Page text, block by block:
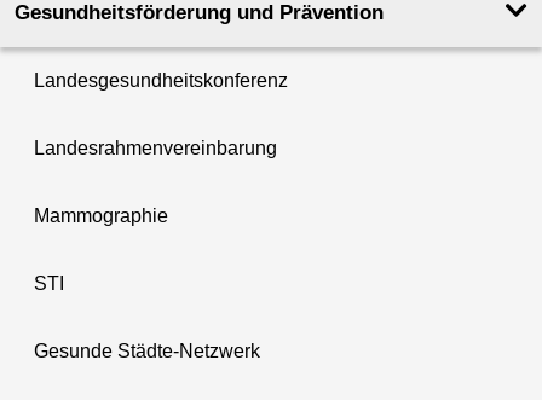
Gesundheits­förderung und Prävention
Landesgesundheitskonferenz
Landesrahmenvereinbarung
Mammographie
STI
Gesunde Städte-Netzwerk